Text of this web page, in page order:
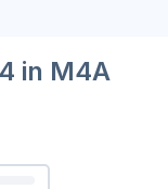
in M4A